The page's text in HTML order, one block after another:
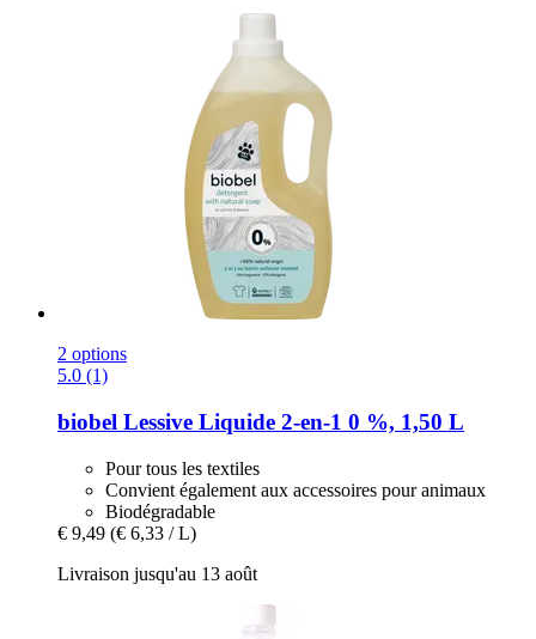
2 options
5.0 (1)
biobel Lessive Liquide 2-​en-​1 0 %, 1,50 L
Pour tous les textiles
Convient également aux accessoires pour animaux
Biodégradable
€ 9,49 (€ 6,33 / L)
Livraison jusqu'au 13 août